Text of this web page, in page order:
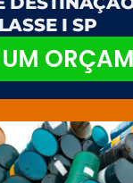
I SP
UM